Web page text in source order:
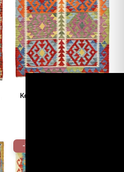
Kelim Afghan Hindukusch
-10%